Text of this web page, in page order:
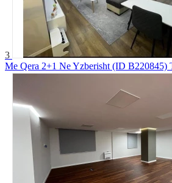
3
Me Qera 2+1 Ne Yzberisht (ID B220845)